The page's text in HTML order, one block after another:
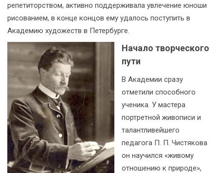
репетиторством, активно поддерживала увлечение юноши
рисованием, в конце концов ему удалось поступить в
Академию художеств в Петербурге.
Начало творческого
пути
В Академии сразу
отметили способного
ученика. У мастера
портретной живописи и
талантливейшего
педагога П. П. Чистякова
он научился «живому
отношению к природе»,